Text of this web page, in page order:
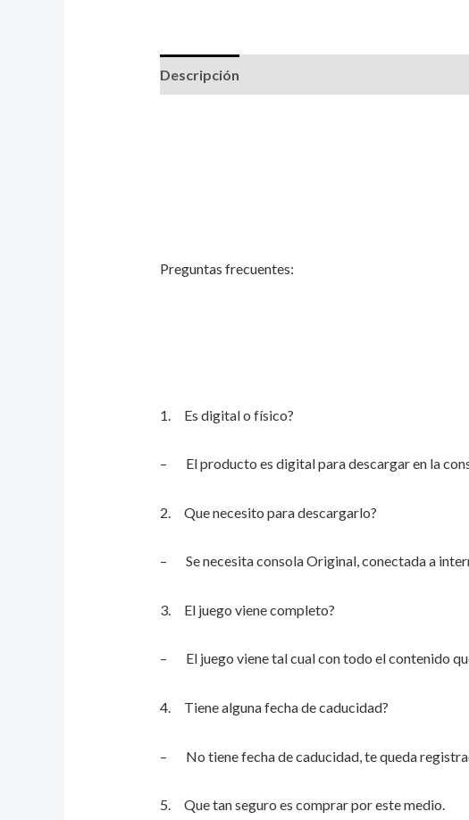
Descripción
Preguntas frecuentes:
1. Es digital o físico?
– El producto es digital para descargar en la
2. Que necesito para descargarlo?
– Se necesita consola Original, conectada a
3. El juego viene completo?
– El juego viene tal cual con todo el contenido
4. Tiene alguna fecha de caducidad?
– No tiene fecha de caducidad, te queda
5. Que tan seguro es comprar por este medio.